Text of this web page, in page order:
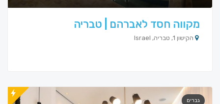
מקווה חסד לאברהם | טבריה
הקישון 1, טבריה, Israel
גברים